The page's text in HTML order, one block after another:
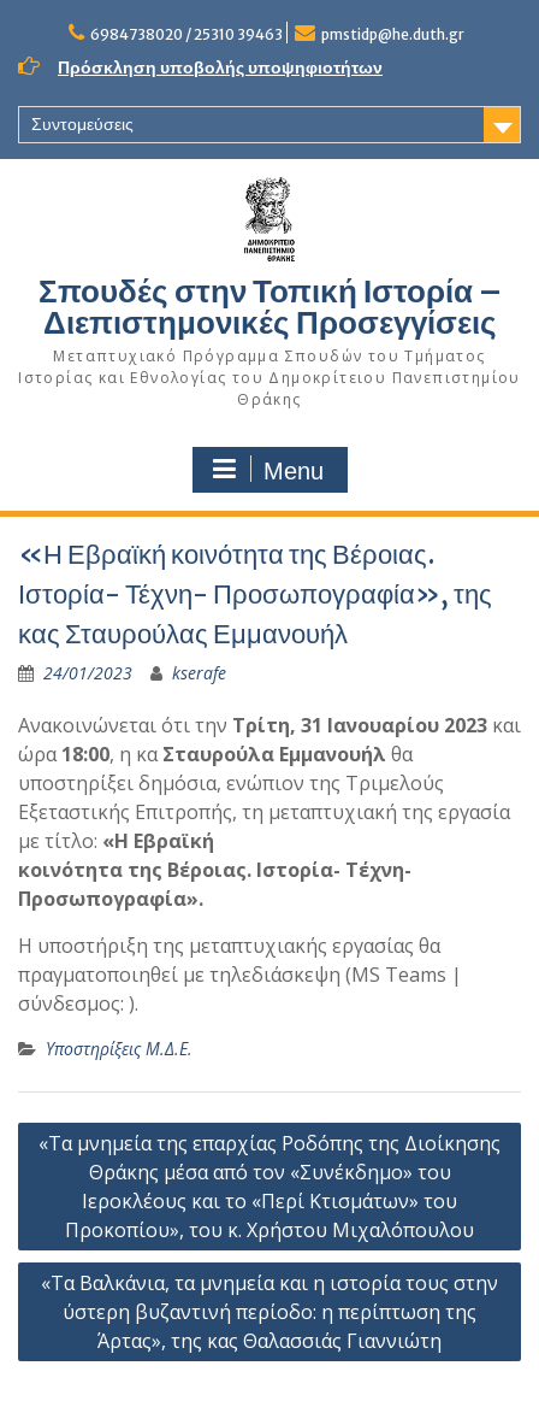
content
6984738020 / 25310 39463 pmstidp@he.duth.gr
Πρόσκληση υποβολής υποψηφιοτήτων
Συντομεύσεις
Σπουδές στην Τοπική Ιστορία –
Διεπιστημονικές Προσεγγίσεις
Μεταπτυχιακό Πρόγραμμα Σπουδών του Τμήματος
Ιστορίας και Εθνολογίας του Δημοκρίτειου Πανεπιστημίου
Θράκης
Menu
«Η Εβραϊκή κοινότητα της Βέροιας.
Ιστορία- Τέχνη- Προσωπογραφία», της
κας Σταυρούλας Εμμανουήλ
24/01/2023 kserafe
Ανακοινώνεται ότι την Τρίτη, 31 Ιανουαρίου 2023 και
ώρα18:00, η καΣταυρούλα Εμμανουήλ θα
υποστηρίξει δημόσια, ενώπιον της Τριμελούς
Εξεταστικής Επιτροπής, τη μεταπτυχιακή της εργασία
με τίτλο: «Η Εβραϊκή
κοινότητα της Βέροιας. Ιστορία- Τέχνη-
Προσωπογραφία».
Η υποστήριξη της μεταπτυχιακής εργασίας θα
πραγματοποιηθεί με τηλεδιάσκεψη (MS Teams |
σύνδεσμος: ).
Υποστηρίξεις Μ.Δ.Ε.
Πλοήγηση
άρθρων
«Τα μνημεία της επαρχίας Ροδόπης της Διοίκησης
Θράκης μέσα από τον «Συνέκδημο» του
Ιεροκλέους και το «Περί Κτισμάτων» του
Προκοπίου», του κ. Χρήστου Μιχαλόπουλου
«Τα Βαλκάνια, τα μνημεία και η ιστορία τους στην
ύστερη βυζαντινή περίοδο: η περίπτωση της
Άρτας», της κας Θαλασσιάς Γιαννιώτη